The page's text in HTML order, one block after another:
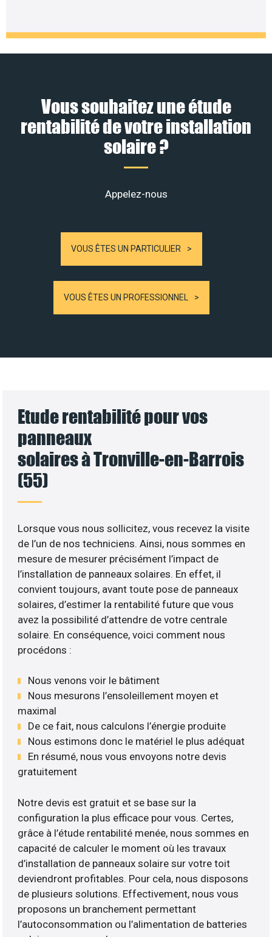
Vous souhaitez une étude
rentabilité de votre installation
solaire ?
Appelez-nous
VOUS ÊTES UN PARTICULIER
VOUS ÊTES UN PROFESSIONNEL
Etude rentabilité pour vos
panneaux
solaires à Tronville-en-Barrois
(55)
Lorsque vous nous sollicitez, vous recevez la visite
de l’un de nos techniciens. Ainsi, nous sommes en
mesure de mesurer précisément l’impact de
l’installation de panneaux solaires. En effet, il
convient toujours, avant toute pose de panneaux
solaires, d’estimer la rentabilité future que vous
avez la possibilité d’attendre de votre centrale
solaire. En conséquence, voici comment nous
procédons :
Nous venons voir le bâtiment
Nous mesurons l’ensoleillement moyen et
maximal
De ce fait, nous calculons l’énergie produite
Nous estimons donc le matériel le plus adéquat
En résumé, nous vous envoyons notre devis
gratuitement
Notre devis est gratuit et se base sur la
configuration la plus efficace pour vous. Certes,
grâce à l’étude rentabilité menée, nous sommes en
capacité de calculer le moment où les travaux
d’installation de panneaux solaire sur votre toit
deviendront profitables. Pour cela, nous disposons
de plusieurs solutions. Effectivement, nous vous
proposons un branchement permettant
l’autoconsommation ou l’alimentation de batteries